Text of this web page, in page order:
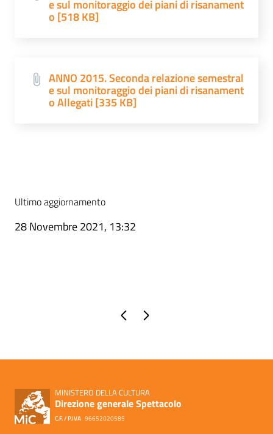
e sul monitoraggio dei piani di risanament
o [518 KB]
ANNO 2015. Seconda relazione semestral
e sul monitoraggio dei piani di risanament
o Allegati [335 KB]
Ultimo aggiornamento
28 Novembre 2021, 13:32
Pagina precedente
MINISTERO DELLA CULTURA
Direzione generale Spettacolo
C.F. / P.IVA 96652020585